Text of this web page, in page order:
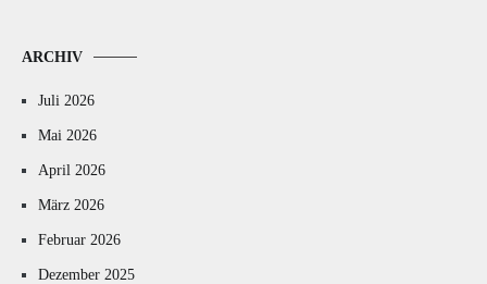
ARCHIV
Juli 2026
Mai 2026
April 2026
März 2026
Februar 2026
Dezember 2025